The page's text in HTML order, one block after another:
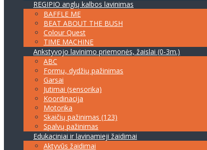
REGIPIO anglų kalbos lavinimas
BAFFLE ME
BEAT ABOUT THE BUSH
Colour Quest
TIME MACHINE
Ankstyvojo lavinimo priemonės, žaislai (0-3m.)
ABC
Formų, dydžių pažinimas
Garsai
Jutimai (sensorika)
Koordinacija
Motorika
Skaičių pažinimas (123)
Spalvų pažinimas
Edukaciniai ir lavinamieji žaidimai
Aktyvūs žaidimai